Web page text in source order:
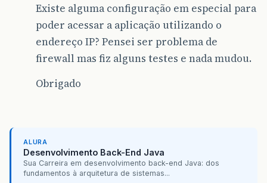
Existe alguma configuração em especial para
poder acessar a aplicação utilizando o
endereço IP? Pensei ser problema de
firewall mas fiz alguns testes e nada mudou.
Obrigado
ALURA
Desenvolvimento Back-End Java
Sua Carreira em desenvolvimento back-end Java: dos
fundamentos à arquitetura de sistemas...